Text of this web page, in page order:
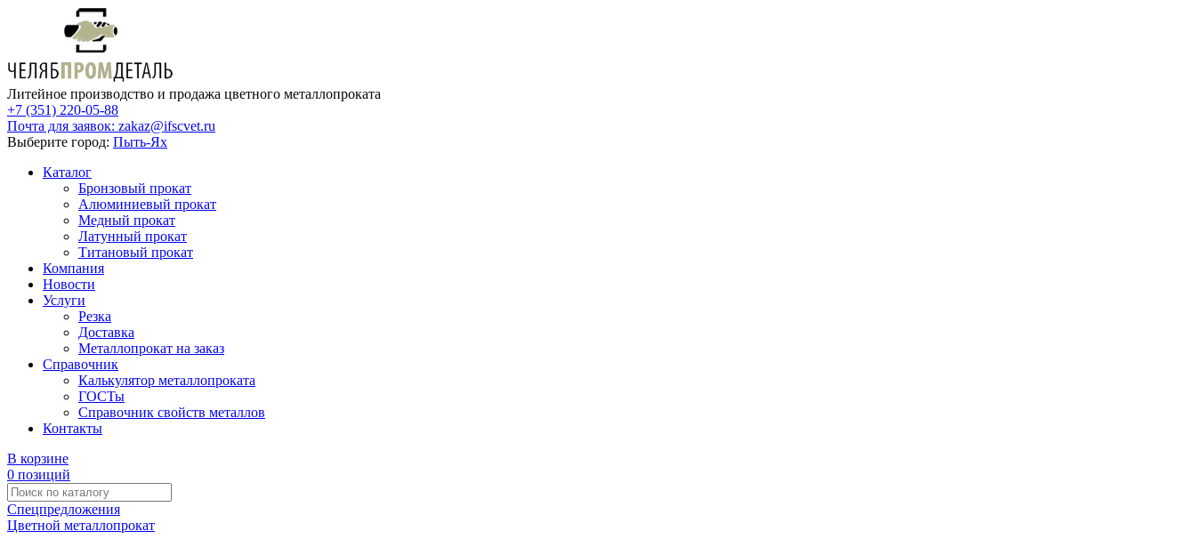
Литейное производство и продажа цветного металлопроката
+7 (351) 220-05-88
Почта для заявок: zakaz@ifscvet.ru
Выберите город: Пыть-Ях
Каталог
Бронзовый прокат
Алюминиевый прокат
Медный прокат
Латунный прокат
Титановый прокат
Компания
Новости
Услуги
Резка
Доставка
Металлопрокат на заказ
Справочник
Калькулятор металлопроката
ГОСТы
Справочник свойств металлов
Контакты
В корзине
0 позиций
Спецпредложения
Цветной металлопрокат